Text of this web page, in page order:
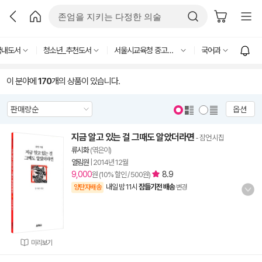
도서 청소년_추천도서 서울시교육청 중고등 추천도서 국어과
이 분야에 170개의 상품이 있습니다.
옵션
미리보기
지금 알고 있는 걸 그때도 알았더라면 - 잠언 시집
류시화(엮은이)
열림원 2014년 12월
9,000원 (10% 할인 / 500원) 8.9
양탄자배송 내일 밤 11시 잠들기전 배송 변경